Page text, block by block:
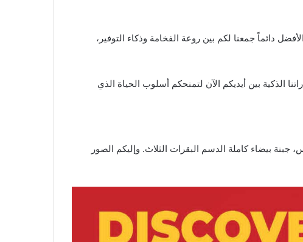
التوفير الكبرى. لأنكم تستحقون الأفضل دائماً جمعنا لكم بين روعة الفخامة وذكاء التوفير،
الذكية بين أيديكم الآن لتمنحكم أسلوب الحياة الذي
بيضاء كاملة الدسم البقرات الثلاث. وإليكم الصور